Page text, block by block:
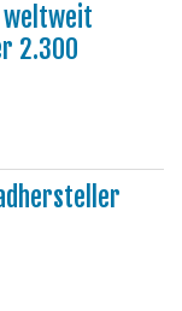
weltweit
2.300